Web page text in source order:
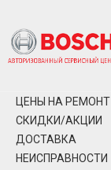
ЦЕНЫ НА РЕМОНТ
СКИДКИ/АКЦИИ
ДОСТАВКА
НЕИСПРАВНОСТИ